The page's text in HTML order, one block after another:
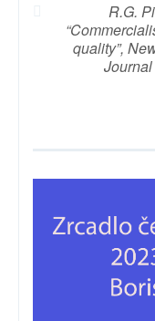
R.G.
quality”,